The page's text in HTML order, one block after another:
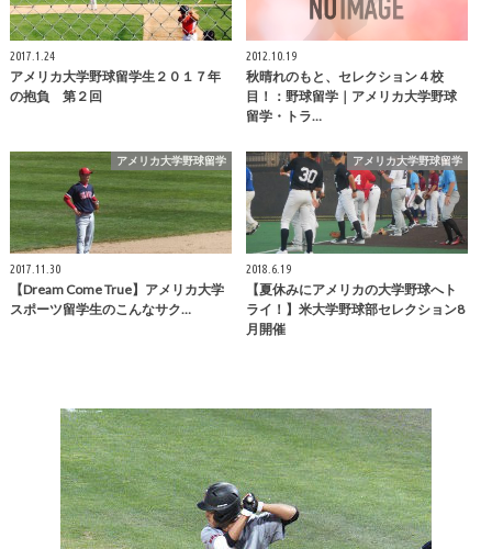
2017.1.24
アメリカ大学野球留学生２０１７年
の抱負 第２回
2012.10.19
秋晴れのもと、セレクション４校
目！：野球留学｜アメリカ大学野球
留学・トラ…
アメリカ大学野球留学
2017.11.30
【Dream Come True】アメリカ大学
スポーツ留学生のこんなサク…
アメリカ大学野球留学
2018.6.19
【夏休みにアメリカの大学野球へト
ライ！】米大学野球部セレクション8
月開催